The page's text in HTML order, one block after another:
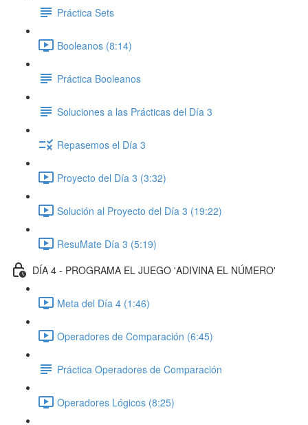
Práctica Sets
Booleanos (8:14)
Práctica Booleanos
Soluciones a las Prácticas del Día 3
Repasemos el Día 3
Proyecto del Día 3 (3:32)
Solución al Proyecto del Día 3 (19:22)
ResuMate Día 3 (5:19)
DÍA 4 - PROGRAMA EL JUEGO 'ADIVINA EL NÚMERO'
Meta del Día 4 (1:46)
Operadores de Comparación (6:45)
Práctica Operadores de Comparación
Operadores Lógicos (8:25)